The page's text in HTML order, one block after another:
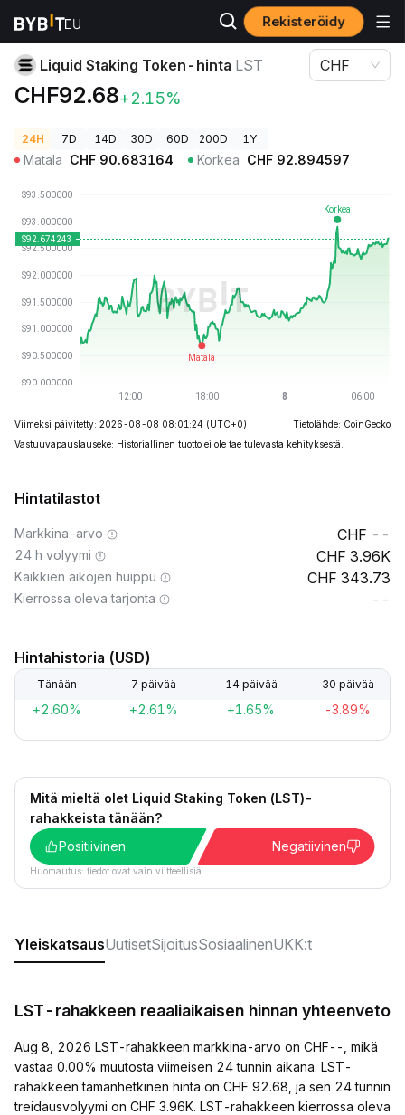
Rekisteröidy
Kryptohinnat Liquid Staking Token-hinta LST
Liquid Staking Token-hinta LST
CHF92.68+2.15%
CHF
24H 7D 14D 30D 60D 200D 1Y
Matala CHF 90.683164 Korkea CHF 92.894597
Viimeksi päivitetty: 2026-08-08 08:01:24 (UTC+0)
Tietolähde: CoinGecko
Vastuuvapauslauseke: Historiallinen tuotto ei ole tae tulevasta kehityksestä.
Hintatilastot
Markkina-arvo --
24 h volyymi 3.96K
Kaikkien aikojen huippu 343.73
Kierrossa oleva tarjonta --
Hintahistoria (USD)
Tänään 7 päivää 14 päivää 30 päivää
+2.60% +2.61% +1.65% -3.89%
Mitä mieltä olet Liquid Staking Token (LST)-
rahakkeista tänään?
Positiivinen
Negatiivinen
Huomautus: tiedot ovat vain viitteellisiä.
YleiskatsausUutisetSijoitusSosiaalinenUKK:t
LST-rahakkeen reaaliaikaisen hinnan yhteenveto
Aug 8, 2026 LST-rahakkeen markkina-arvo on CHF--, mikä
vastaa 0.00% muutosta viimeisen 24 tunnin aikana. LST-
rahakkeen tämänhetkinen hinta on CHF 92.68, ja sen 24 tunnin
treidausvolyymi on CHF 3.96K. LST-rahakkeen kierrossa oleva